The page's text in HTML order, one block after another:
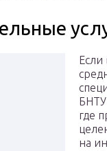
Если
БНТУ
где
на